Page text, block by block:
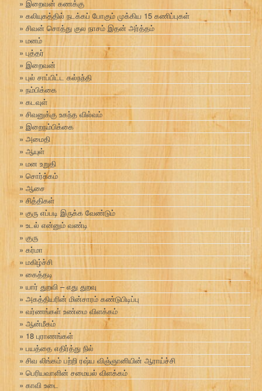
இறைவன் கணக்கு
கலியுகத்தில் நடக்கப் போகும் முக்கிய 15 கணிப்புகள்
சிவன் சொத்து குல நாசம் இதன் அர்த்தம்
மனம்
புத்தர்
இறைவன்
புல் சாப்பிட்ட கல்நந்தி
நம்பிக்கை
கடவுள்
சிவனுக்கு உகந்த வில்வம்
இறைநம்பிக்கை
அமைதி
ஆயுள்
மன உறுதி
சொர்க்கம்
ஆசை
சித்திகள்
குரு எப்படி இருக்க வேண்டும்
உடல் என்னும் வண்டி
குரு
கர்மா
மகிழ்ச்சி
கைத்தடி
யார் துறவி – எது துறவு
அகத்தியரின் மின்சாரம் கண்டுபிடிப்பு
வர்ணங்கள் உண்மை விளக்கம்
ஆன்மீகம்
18 புராணங்கள்
பயத்தை எதிர்த்து நில்
சிவ லிங்கம் பற்றி ரஷ்ய விஞ்ஞானியின் ஆராய்ச்சி
பெரியவாளின் சமையல் விளக்கம்
காவி உடை